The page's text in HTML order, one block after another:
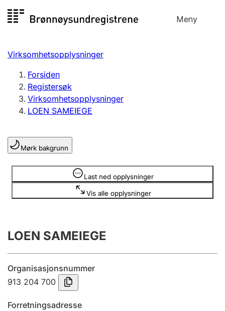
til
Meny
Registersøk
Aksjeselskap
Enkeltpersonforetak
Registrere, endre, slette
Lag og forening
Registrere, endre, slette
Årsregnskap
Innsending og forsinkelsesgebyr
Tinglysing
Virksomhetsopplysninger
Forsiden
Registersøk
Virksomhetsopplysninger
LOEN SAMEIEGE
Mørk bakgrunn
Last ned opplysninger
Vis alle opplysninger
Opplysninger er skjult
LOEN SAMEIEGE
Organisasjonsnummer
913 204 700
Forretningsadresse